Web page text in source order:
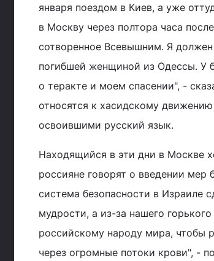
января поездом в Киев, а уже
в Москву через полтора часа
сотворенное Всевышним. Я
погибшей женщиной из Одессы. У
о теракте и моем спасении", -
относятся к хасидскому
освоившими русский язык.
Находящийся в эти дни в Москве
россияне говорят о введении
система безопасности в Израиле
мудрости, а из-за нашего
российскому народу мира, чтобы
через огромные потоки крови", -